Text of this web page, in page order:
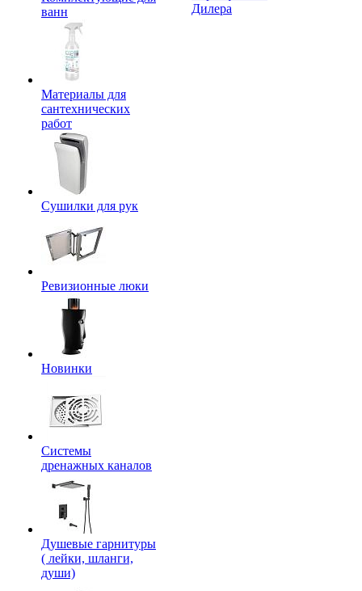
ванн
Материалы для
сантехнических
работ
Сушилки для рук
Ревизионные люки
Новинки
Системы
дренажных каналов
Душевые гарнитуры
( лейки, шланги,
души)
Дилера